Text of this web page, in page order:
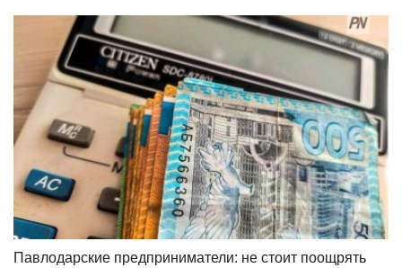
Павлодарские предприниматели: не стоит поощрять